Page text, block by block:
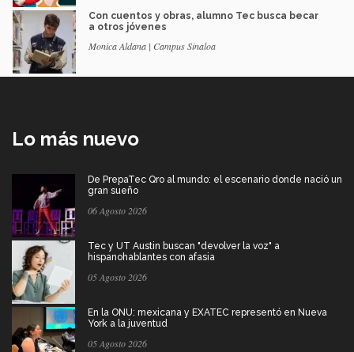
Con cuentos y obras, alumno Tec busca becar
a otros jóvenes
Monica Aldana | Campus Sinaloa
Lo más nuevo
De PrepaTec Qro al mundo: el escenario donde nació un
gran sueño
06 Agosto 2026
Tec y UT Austin buscan "devolver la voz" a
hispanohablantes con afasia
05 Agosto 2026
En la ONU: mexicana y EXATEC representó en Nueva
York a la juventud
05 Agosto 2026